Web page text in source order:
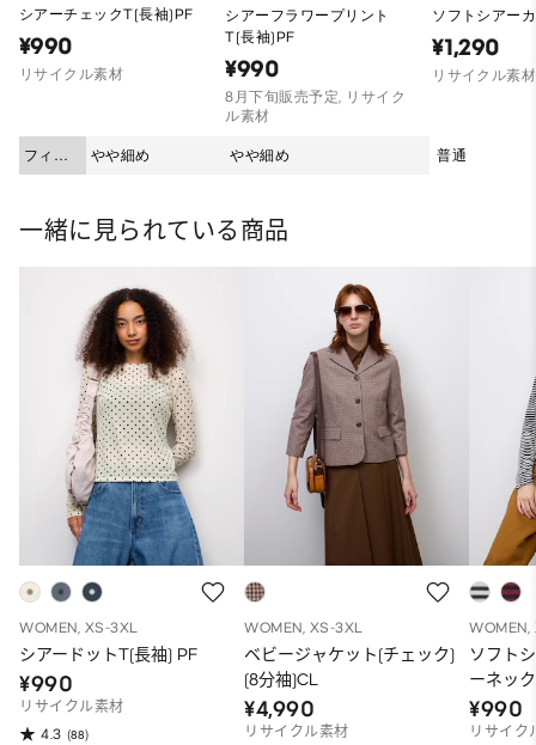
シアーチェックT(長袖)PF
¥990
リサイクル素材
フィッ
ト
やや細め
シアーフラワープリント
T(長袖)PF
¥990
8月下旬販売予定, リサイク
ル素材
やや細め
ソフトシアー
¥1,290
リサイクル素材
普通
一緒に見られている商品
WOMEN, XS-3XL
シアードットT(長袖) PF
¥990
リサイクル素材
4.3 (88)
WOMEN, XS-3XL
ベビージャケット(チェック)
(8分袖)CL
¥4,990
リサイクル素材
WOMEN,
ソフト
ーネッ
¥990
リサイク